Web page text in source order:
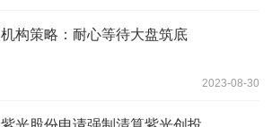
机构策略：耐心等待大盘筑底
2023-08-30